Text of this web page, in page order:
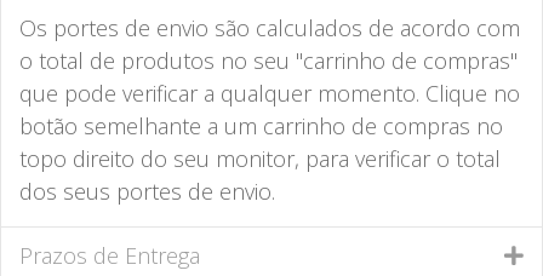
Os portes de envio são calculados de acordo com
o total de produtos no seu "carrinho de compras"
que pode verificar a qualquer momento. Clique no
botão semelhante a um carrinho de compras no
topo direito do seu monitor, para verificar o total
dos seus portes de envio.
Prazos de Entrega